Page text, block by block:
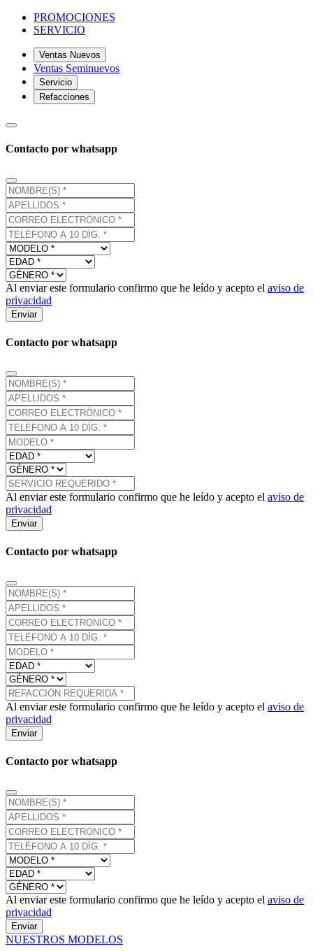
PROMOCIONES
SERVICIO
Ventas Nuevos
Ventas Seminuevos
Servicio
Refacciones
Contacto por whatsapp
Al enviar este formulario confirmo que he leído y acepto el aviso de
privacidad
Enviar
Contacto por whatsapp
Al enviar este formulario confirmo que he leído y acepto el aviso de
privacidad
Enviar
Contacto por whatsapp
Al enviar este formulario confirmo que he leído y acepto el aviso de
privacidad
Enviar
Contacto por whatsapp
Al enviar este formulario confirmo que he leído y acepto el aviso de
privacidad
Enviar
NUESTROS MODELOS